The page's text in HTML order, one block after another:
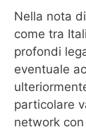
Nella nota
come tra
profondi
eventuale
particolare
network